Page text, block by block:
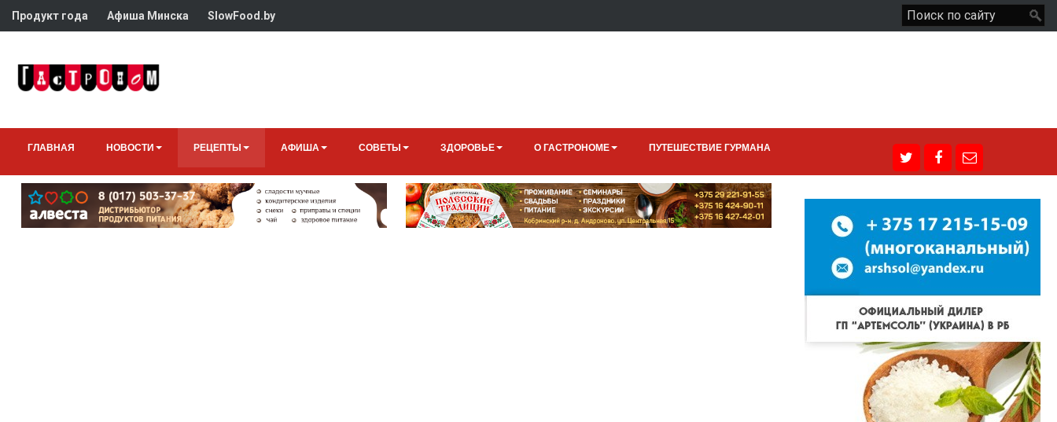
Продукт года Афиша Минска SlowFood.by
ГЛАВНАЯ НОВОСТИ РЕЦЕПТЫ АФИША СОВЕТЫ ЗДОРОВЬЕ О ГАСТРОНОМЕ ПУТЕШЕСТВИЕ ГУРМАНА